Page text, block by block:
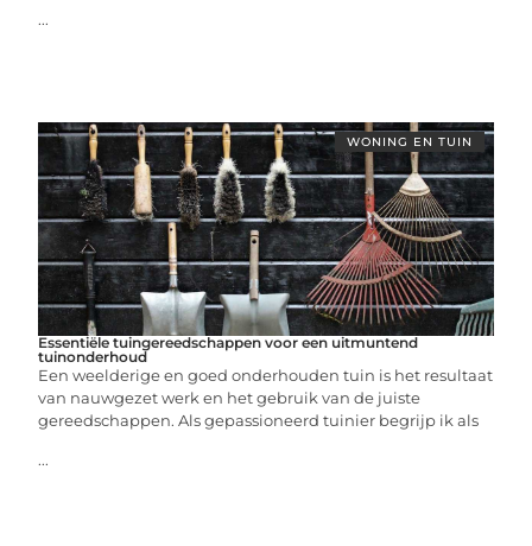
...
WONING EN TUIN
Essentiële tuingereedschappen voor een uitmuntend
tuinonderhoud
Een weelderige en goed onderhouden tuin is het resultaat
van nauwgezet werk en het gebruik van de juiste
gereedschappen. Als gepassioneerd tuinier begrijp ik als
...